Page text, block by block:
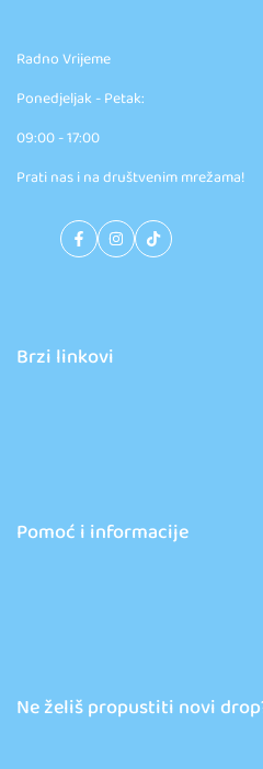
Radno Vrijeme
Ponedjeljak - Petak:
09:00 - 17:00
Prati nas i na društvenim mrežama!
FacebookInstagram
TikTok
Brzi linkovi
Pomoć i informacije
Ne želiš propustiti novi